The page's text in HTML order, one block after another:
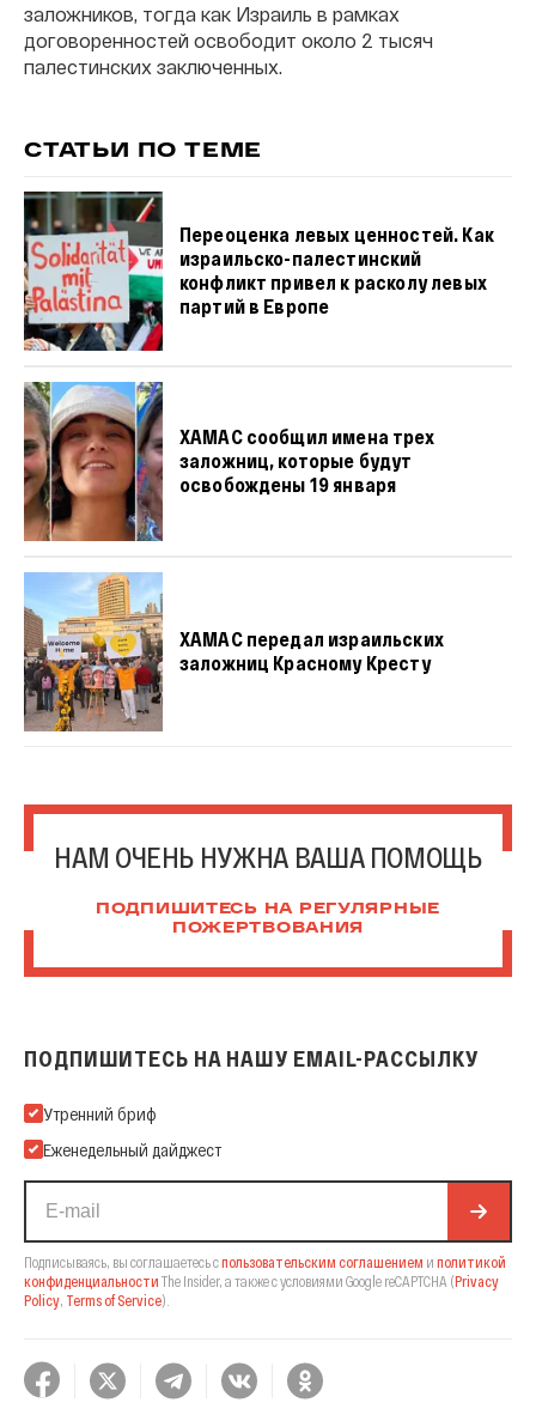
заложников, тогда как Израиль в рамках
договоренностей освободит около 2 тысяч
палестинских заключенных.
СТАТЬИ ПО ТЕМЕ
Переоценка левых ценностей. Как
израильско-палестинский
конфликт привел к расколу левых
партий в Европе
ХАМАС сообщил имена трех
заложниц, которые будут
освобождены 19 января
ХАМАС передал израильских
заложниц Красному Кресту
НАМ ОЧЕНЬ НУЖНА ВАША ПОМОЩЬ
ПОДПИШИТЕСЬ НА РЕГУЛЯРНЫЕ
ПОЖЕРТВОВАНИЯ
ПОДПИШИТЕСЬ НА НАШУ EMAIL-РАССЫЛКУ
Подпишитесь на нашу Email-рассылку
Утренний бриф
Еженедельный дайджест
Подписываясь, вы соглашаетесь спользовательским соглашением и политикой
конфиденциальности The Insider, а также с условиями Google reCAPTCHA (Privacy
Policy, Terms of Service).